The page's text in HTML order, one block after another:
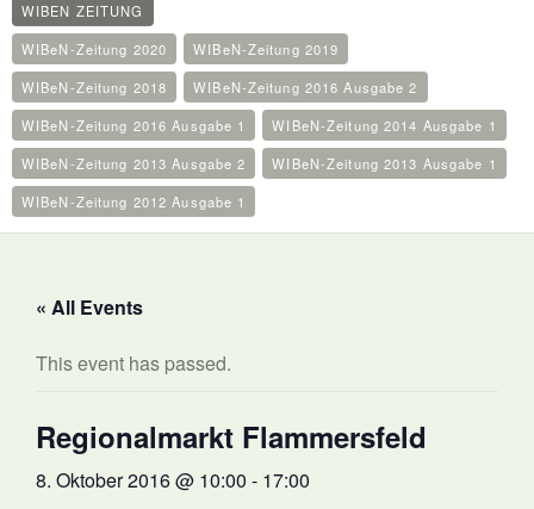
WIBEN ZEITUNG
WIBeN-Zeitung 2020
WIBeN-Zeitung 2019
WIBeN-Zeitung 2018
WIBeN-Zeitung 2016 Ausgabe 2
WIBeN-Zeitung 2016 Ausgabe 1
WIBeN-Zeitung 2014 Ausgabe 1
WIBeN-Zeitung 2013 Ausgabe 2
WIBeN-Zeitung 2013 Ausgabe 1
WIBeN-Zeitung 2012 Ausgabe 1
« All Events
This event has passed.
Regionalmarkt Flammersfeld
8. Oktober 2016 @ 10:00 - 17:00